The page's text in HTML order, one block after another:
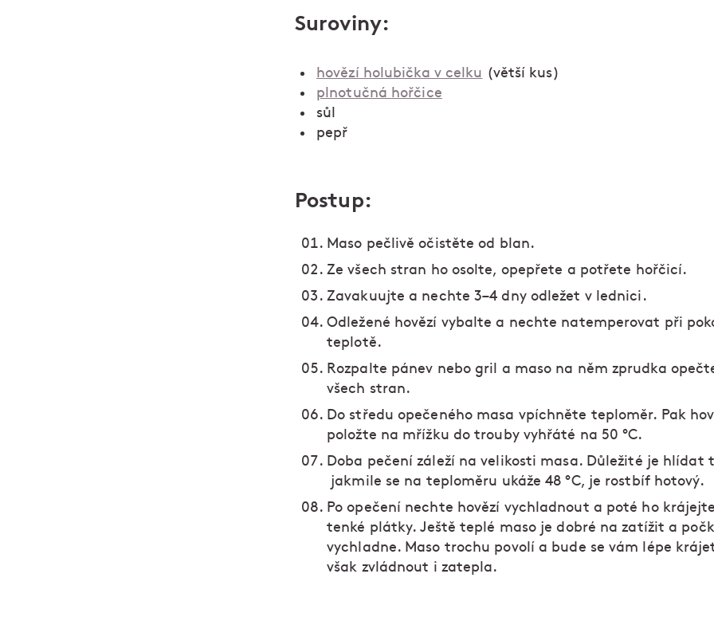
Suroviny:
hovězí holubička v celku (větší kus)
plnotučná hořčice
sůl
pepř
Postup:
Maso pečlivě očistěte od blan.
Ze všech stran ho osolte, opepřete a potřete hořčicí.
Zavakuujte a nechte 3–4 dny odležet v lednici.
Odležené hovězí vybalte a nechte natemperovat při
teplotě.
Rozpalte pánev nebo gril a maso na něm zprudka
všech stran.
Do středu opečeného masa vpíchněte teploměr. Pak
položte na mřížku do trouby vyhřáté na 50 °C.
Doba pečení záleží na velikosti masa. Důležité je hlídat
jakmile se na teploměru ukáže 48 °C, je rostbíf hotový.
Po opečení nechte hovězí vychladnout a poté ho
tenké plátky. Ještě teplé maso je dobré na zatížit a
vychladne. Maso trochu povolí a bude se vám lépe
však zvládnout i zatepla.